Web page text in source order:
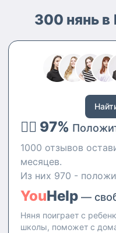
300 нянь
👍🏻 97%
1000 отзывов
месяцев.
Из них 970 -
YouHelp —
Няня поиграет с
школы, поможет с